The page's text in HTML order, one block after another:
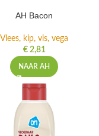
AH Bacon
Vlees, kip, vis, vega
€2,81
NAAR AH